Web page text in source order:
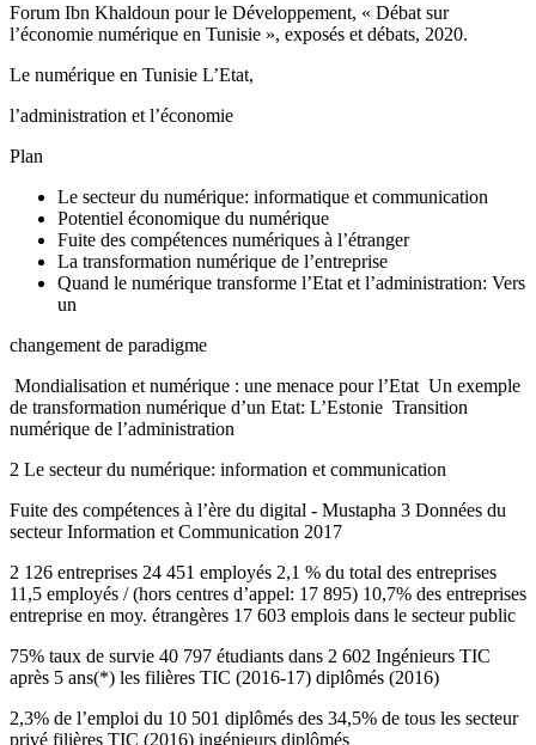
Forum Ibn Khaldoun pour le Développement, « Débat sur
l’économie numérique en Tunisie », exposés et débats, 2020.
Le numérique en Tunisie L’Etat,
l’administration et l’économie
Plan
Le secteur du numérique: informatique et communication
Potentiel économique du numérique
Fuite des compétences numériques à l’étranger
La transformation numérique de l’entreprise
Quand le numérique transforme l’Etat et l’administration: Vers
un
changement de paradigme
­ Mondialisation et numérique : une menace pour l’Etat ­ Un exemple
de transformation numérique d’un Etat: L’Estonie ­ Transition
numérique de l’administration
2 Le secteur du numérique: information et communication
Fuite des compétences à l’ère du digital - Mustapha 3 Données du
secteur Information et Communication 2017
2 126 entreprises 24 451 employés 2,1 % du total des entreprises
11,5 employés / (hors centres d’appel: 17 895) 10,7% des entreprises
entreprise en moy. étrangères 17 603 emplois dans le secteur public
75% taux de survie 40 797 étudiants dans 2 602 Ingénieurs TIC
après 5 ans(*) les filières TIC (2016-17) diplômés (2016)
2,3% de l’emploi du 10 501 diplômés des 34,5% de tous les secteur
privé filières TIC (2016) ingénieurs diplômés